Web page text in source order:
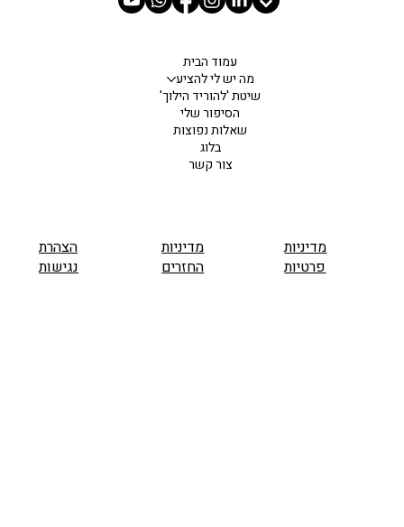
עמוד הבית
מה יש לי להציע
שיטת 'להוריד הילוך'
הסיפור שלי
שאלות נפוצות
בלוג
צור קשר
הצהרת
נגישות
מדיניות
החזרים
מדיניות
פרטיות